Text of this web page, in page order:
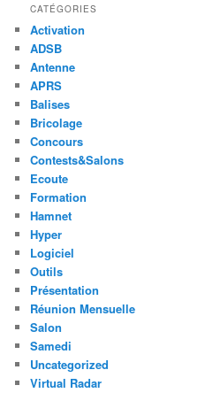
CATÉGORIES
Activation
ADSB
Antenne
APRS
Balises
Bricolage
Concours
Contests&Salons
Ecoute
Formation
Hamnet
Hyper
Logiciel
Outils
Présentation
Réunion Mensuelle
Salon
Samedi
Uncategorized
Virtual Radar